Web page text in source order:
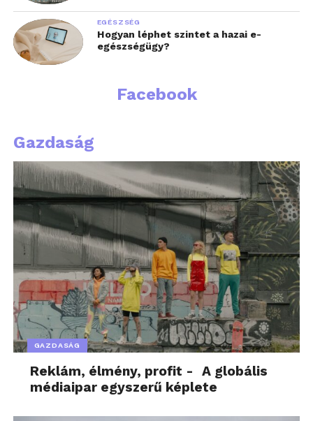
EGÉSZSÉG
Hogyan léphet szintet a hazai e-
egészségügy?
Facebook
Gazdaság
GAZDASÁG
Reklám, élmény, profit - A globális
médiaipar egyszerű képlete